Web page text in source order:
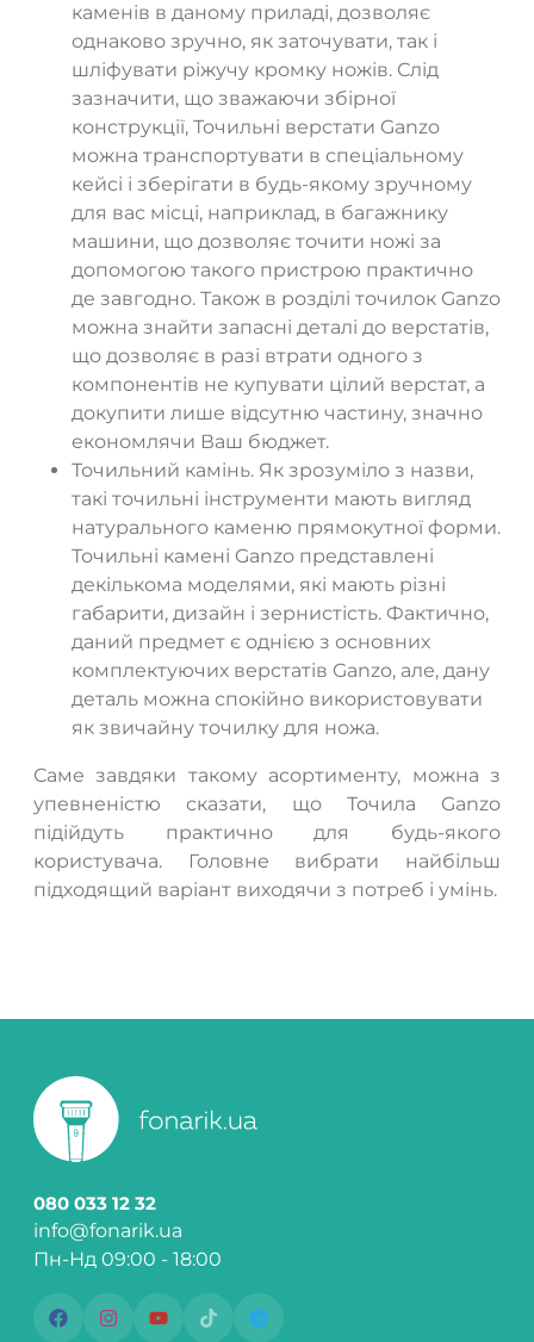
каменів в даному приладі, дозволяє
однаково зручно, як заточувати, так і
шліфувати ріжучу кромку ножів. Слід
зазначити, що зважаючи збірної
конструкції, Точильні верстати Ganzo
можна транспортувати в спеціальному
кейсі і зберігати в будь-якому зручному
для вас місці, наприклад, в багажнику
машини, що дозволяє точити ножі за
допомогою такого пристрою практично
де завгодно. Також в розділі точилок Ganzo
можна знайти запасні деталі до верстатів,
що дозволяє в разі втрати одного з
компонентів не купувати цілий верстат, а
докупити лише відсутню частину, значно
економлячи Ваш бюджет.
Точильний камінь. Як зрозуміло з назви,
такі точильні інструменти мають вигляд
натурального каменю прямокутної форми.
Точильні камені Ganzo представлені
декількома моделями, які мають різні
габарити, дизайн і зернистість. Фактично,
даний предмет є однією з основних
комплектуючих верстатів Ganzo, але, дану
деталь можна спокійно використовувати
як звичайну точилку для ножа.
Саме завдяки такому асортименту, можна з
упевненістю сказати, що Точила Ganzo
підійдуть практично для будь-якого
користувача. Головне вибрати найбільш
підходящий варіант виходячи з потреб і умінь.
080 033 12 32
info@fonarik.ua
Пн-Нд 09:00 - 18:00